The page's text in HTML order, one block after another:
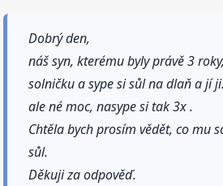
Dobrý den,
náš syn, kterému byly právě 3
solničku a sype si sůl na dlaň a jí
ale né moc, nasype si tak 3x .
Chtěla bych prosím vědět, co mu
sůl.
Děkuji za odpověď.